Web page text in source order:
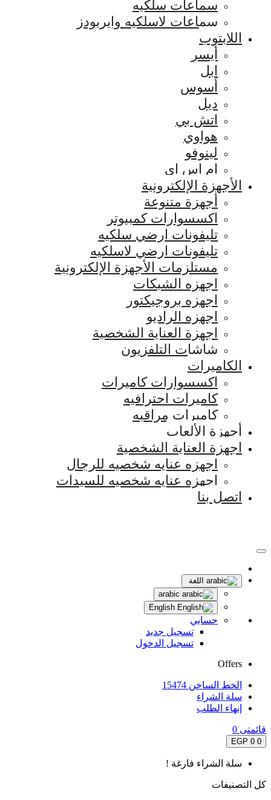
سماعات سلكيه
سماعات لاسلكيه وايربودز
اللابتوب
أيسر
ابل
أسوس
ديل
اتش بي
هواوي
لينوفو
ام اس اي
الأجهزة الإلكترونية
أجهزة متنوعة
اكسسوارات كمبيوتر
تليفونات ارضي سلكيه
تليفونات ارضي لاسلكيه
مستلزمات الأجهزة الإلكترونية
اجهزه الشبكات
اجهزه بروجيكتور
اجهزه الراديو
اجهزة العناية الشخصية
شاشات التلفزيون
الكاميرات
اكسسوارات كاميرات
كاميرات احترافيه
كاميرات مراقبه
أجهزة الألعاب
اجهزة العناية الشخصية
اجهزه عنايه شخصيه للرجال
اجهزه عنايه شخصيه للسيدات
اتصل بنا
اللغة
حسابي
تسجيل جديد
تسجيل الدخول
Offers
الخط الساخن 15474
سلة الشراء
إنهاء الطلب
قائمتى 0
0
0 EGP
سلة الشراء فارغة !
كل التصنيفات